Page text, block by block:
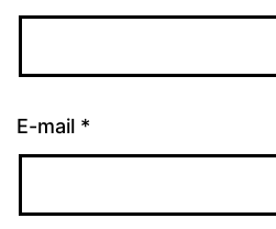
E-mail *